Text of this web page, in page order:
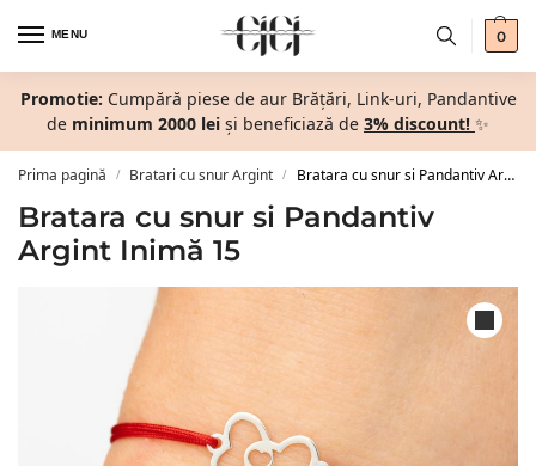
MENU 0
Promotie: Cumpără piese de aur Brățări, Link-uri, Pandantive
de minimum 2000 lei și beneficiază de 3% discount! ✨
Prima pagină / Bratari cu snur Argint / Bratara cu snur si Pandantiv Argint Inimă 15
Bratara cu snur si Pandantiv
Argint Inimă 15